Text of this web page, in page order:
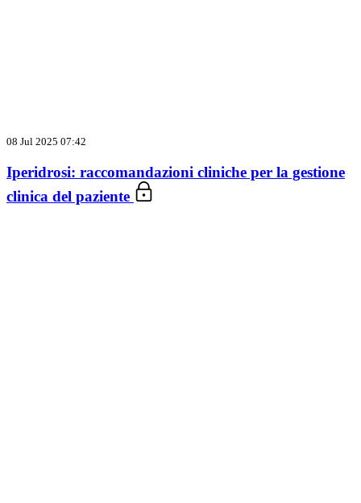
08 Jul 2025 07:42
Iperidrosi: raccomandazioni cliniche per la gestione
clinica del paziente